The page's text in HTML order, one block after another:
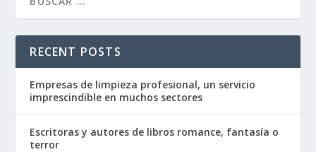
RECENT POSTS
Empresas de limpieza profesional, un servicio
imprescindible en muchos sectores
Escritoras y autores de libros romance, fantasía o
terror